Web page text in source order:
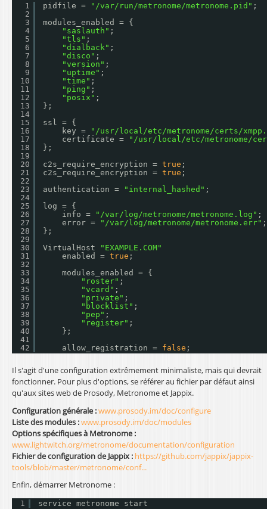
1
2
3
4
5
6
7
8
9
10
11
12
13
14
15
16
17
18
19
20
21
22
23
24
25
26
27
28
29
30
31
32
33
34
35
36
37
38
39
40
41
42
pidfile = "/var/run/metronome/metronome.pid" ;
modules_enabled = {
"saslauth" ;
"tls" ;
"dialback" ;
"disco" ;
"version" ;
"uptime" ;
"time" ;
"ping" ;
"posix" ;
};
ssl = {
key =
"/usr/local/etc/metronome/certs/
certificate =
"/usr/local/etc/metronome/
};
c2s_require_encryption = true ;
c2s_require_encryption = true ;
authentication =
"internal_hashed" ;
log = {
info =
"/var/log/metronome/metronome.log" ;
error =
"/var/log/metronome/metronome.err" ;
};
VirtualHost
"EXAMPLE.COM"
enabled = true ;
modules_enabled = {
"roster" ;
"vcard" ;
"private" ;
"blocklist" ;
"pep" ;
"register" ;
};
allow_registration = false ;
Il s'agit d'une configuration extrêmement minimaliste, mais qui devrait
fonctionner. Pour plus d'options, se référer au fichier par défaut ainsi
qu'aux sites web de Prosody, Metronome et Jappix.
Configuration générale :www.prosody.im/doc/configure
Liste des modules :www.prosody.im/doc/modules
Options spécifiques à Metronome :
www.lightwitch.org/metronome/documentation/configuration
Fichier de configuration de Jappix : https://github.com/jappix/jappix-
tools/blob/master/metronome/conf...
Enfin, démarrer Metronome :
1 service metronome start